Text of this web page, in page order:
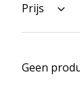
Prijs
Geen